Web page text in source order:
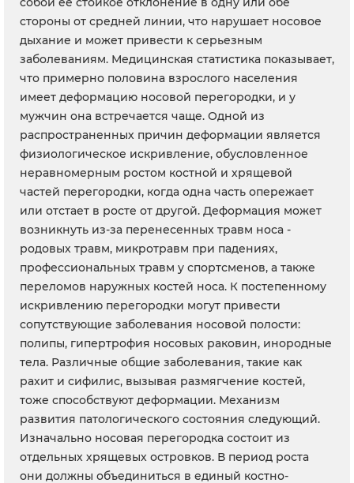
стороны от средней линии, что нарушает носовое
дыхание и может привести к серьезным
заболеваниям. Медицинская статистика показывает,
что примерно половина взрослого населения
имеет деформацию носовой перегородки, и у
мужчин она встречается чаще. Одной из
распространенных причин деформации является
физиологическое искривление, обусловленное
неравномерным ростом костной и хрящевой
частей перегородки, когда одна часть опережает
или отстает в росте от другой. Деформация может
возникнуть из-за перенесенных травм носа -
родовых травм, микротравм при падениях,
профессиональных травм у спортсменов, а также
переломов наружных костей носа. К постепенному
искривлению перегородки могут привести
сопутствующие заболевания носовой полости:
полипы, гипертрофия носовых раковин, инородные
тела. Различные общие заболевания, такие как
рахит и сифилис, вызывая размягчение костей,
тоже способствуют деформации. Механизм
развития патологического состояния следующий.
Изначально носовая перегородка состоит из
отдельных хрящевых островков. В период роста
они должны объединиться в единый костно-